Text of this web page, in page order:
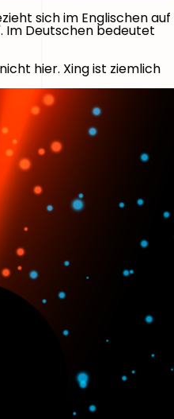
sich im Englischen auf
Im Deutschen bedeutet
hier. Xing ist ziemlich